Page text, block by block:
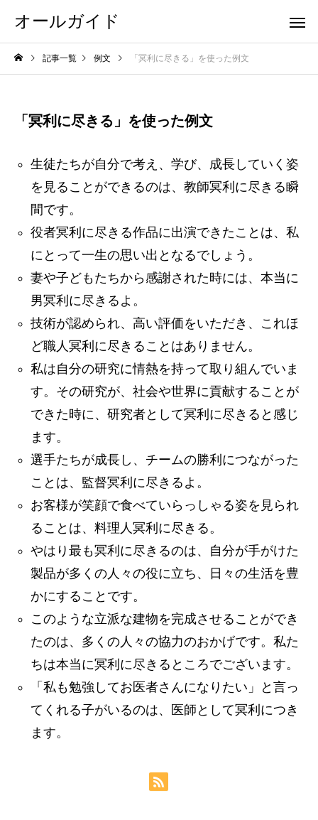
オールガイド
記事一覧 例文 「冥利に尽きる」を使った例文
「冥利に尽きる」を使った例文
生徒たちが自分で考え、学び、成長していく姿
を見ることができるのは、教師冥利に尽きる瞬
間です。
役者冥利に尽きる作品に出演できたことは、私
にとって一生の思い出となるでしょう。
妻や子どもたちから感謝された時には、本当に
男冥利に尽きるよ。
技術が認められ、高い評価をいただき、これほ
ど職人冥利に尽きることはありません。
私は自分の研究に情熱を持って取り組んでいま
す。その研究が、社会や世界に貢献することが
できた時に、研究者として冥利に尽きると感じ
ます。
選手たちが成長し、チームの勝利につながった
ことは、監督冥利に尽きるよ。
お客様が笑顔で食べていらっしゃる姿を見られ
ることは、料理人冥利に尽きる。
やはり最も冥利に尽きるのは、自分が手がけた
製品が多くの人々の役に立ち、日々の生活を豊
かにすることです。
このような立派な建物を完成させることができ
たのは、多くの人々の協力のおかげです。私た
ちは本当に冥利に尽きるところでございます。
「私も勉強してお医者さんになりたい」と言っ
てくれる子がいるのは、医師として冥利につき
ます。